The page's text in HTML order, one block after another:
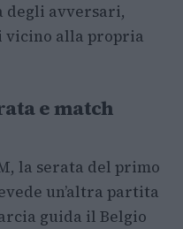
degli avversari,
vicino alla propria
e match
la serata del primo
un’altra partita
guida il Belgio